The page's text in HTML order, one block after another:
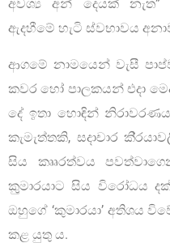
අවශ්‍ය අන් දෙයක්
ඇදහීමේ හැටි ස්වභාවය
ආගමේ නාමයෙන් වැසී
කවර හෝ පාලකයන් එදා
දේ ඉතා හොඳින්
කැමැත්තකි, සදාචාර
සිය කෲරත්වය
කුුමාරයාට සිය විරෝධය
ඔහුගේ ‘කුමාරයා’ අතිශය
කළ යුතු ය.